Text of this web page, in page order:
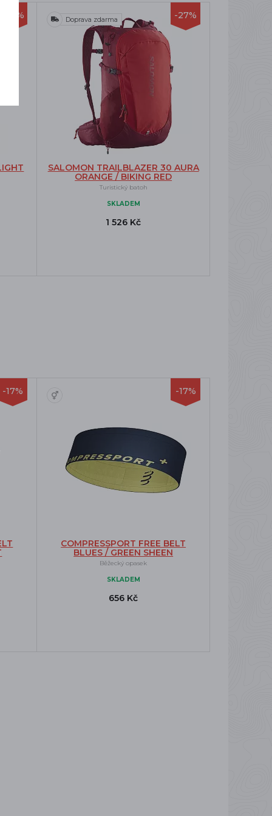
-30% -27%
Doprava zdarma
SALOMON TRAILBLAZER 30 AURA
ORANGE / BIKING RED
Turistický batoh
SKLADEM
1 526 Kč
-17% -17%
COMPRESSPORT FREE BELT
BLUES / GREEN SHEEN
Běžecký opasek
SKLADEM
656 Kč